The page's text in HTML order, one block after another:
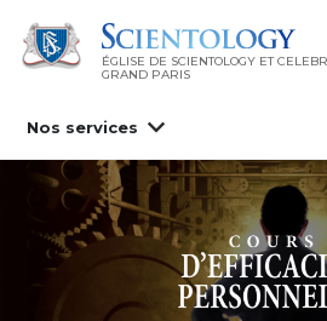
ÉGLISE DE SCIENTOLOGY ET
GRAND PARIS
Nos services